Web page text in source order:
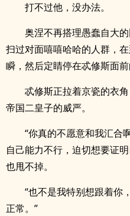
打不过他，没办法。
奥涅不再搭理愚蠢自大
扫过对面嘻嘻哈哈的人群，
瞬，然后定睛停在忒修斯面前
忒修斯正拉着京瓷的衣
帝国二皇子的威严。
“你真的不愿意和我汇合
自己能力不行，迫切想要证
也甩不掉。
“也不是我特别想跟着你
正常。”